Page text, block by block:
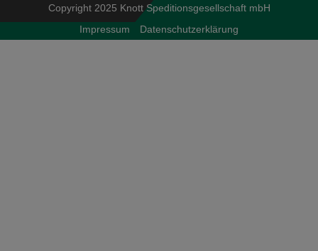
Copyright 2025 Knott Speditionsgesellschaft mbH
Impressum
Datenschutzerklärung